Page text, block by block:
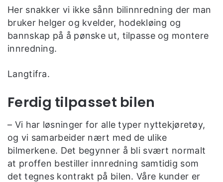
Her snakker vi ikke sånn bilinnredning der man
bruker helger og kvelder, hodekløing og
bannskap på å pønske ut, tilpasse og montere
innredning.
Langtifra.
Ferdig tilpasset bilen
– Vi har løsninger for alle typer nyttekjøretøy,
og vi samarbeider nært med de ulike
bilmerkene. Det begynner å bli svært normalt
at proffen bestiller innredning samtidig som
det tegnes kontrakt på bilen. Våre kunder er